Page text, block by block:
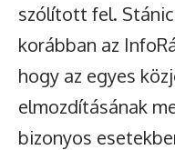
szólított fel.
korábban az
hogy az egyes
elmozdításának
bizonyos